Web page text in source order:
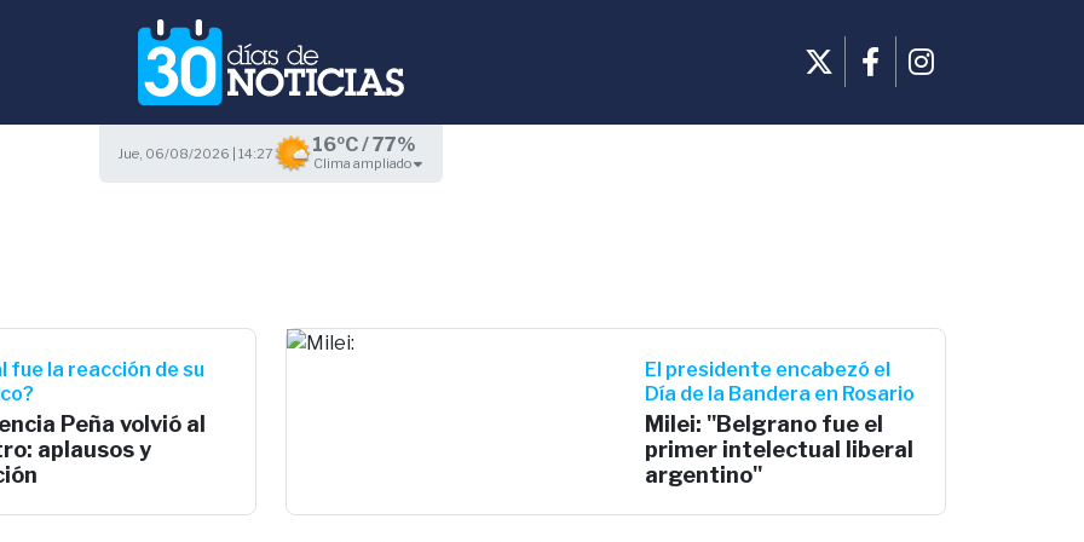
Jue, 06/08/2026 | 14:27 16ºC / 77%
Clima ampliado
fue la reacción de su
Peña volvió al
aplausos y
El presidente encabezó el
Día de la Bandera en Rosario
Milei: "Belgrano fue el
primer intelectual liberal
argentino"